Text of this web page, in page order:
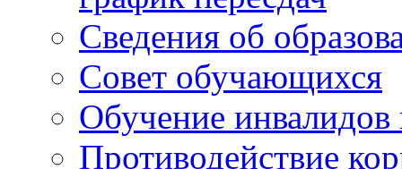
Сведения об
Совет обучающихся
Обучение
Противодействие